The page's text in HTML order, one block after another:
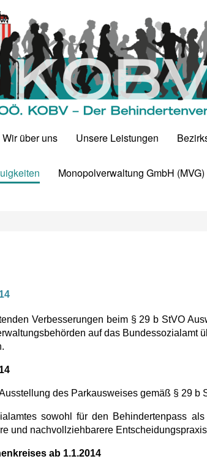
Wir über uns Unsere Leistungen
Monopolverwaltung GmbH (MVG)
Verbesserungen beim § 29 b StVO
auf das Bundessozialamt
des Parkausweises gemäß § 29 b
sowohl für den Behindertenpass
und nachvollziehbarere
ab 1.1.2014